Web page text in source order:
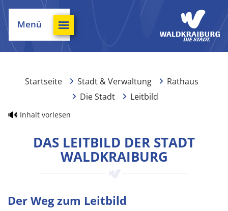
Menü
Startseite Stadt & Verwaltung
Rathaus
Die Stadt
Leitbild
Inhalt vorlesen
DAS LEITBILD DER STADT
WALDKRAIBURG
Der Weg zum Leitbild